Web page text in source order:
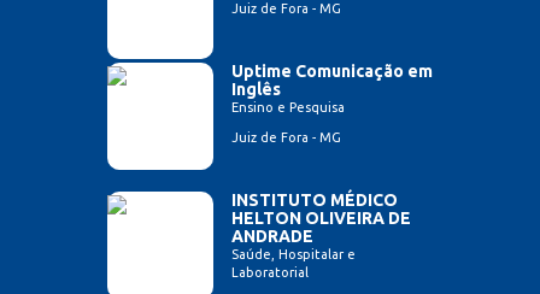
Juiz de Fora - MG
Uptime Comunicação em
Inglês
Ensino e Pesquisa
Juiz de Fora - MG
INSTITUTO MÉDICO
HELTON OLIVEIRA DE
ANDRADE
Saúde, Hospitalar e
Laboratorial